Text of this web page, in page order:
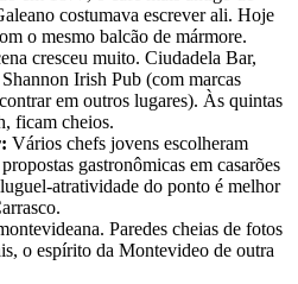
costumava escrever ali. Hoje
o mesmo balcão de mármore.
cresceu muito. Ciudadela Bar,
Irish Pub (com marcas
em outros lugares). Às quintas
ficam cheios.
Vários chefs jovens escolheram
gastronômicas em casarões
atratividade do ponto é melhor
Paredes cheias de fotos
o espírito da Montevideo de outra